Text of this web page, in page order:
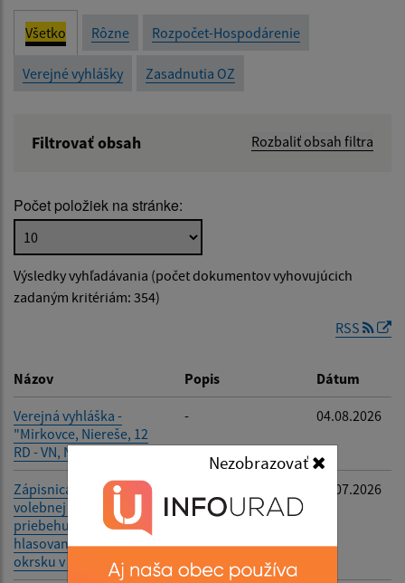
Nezobrazovať
Všetko Rôzne Rozpočet-Hospodárenie
Verejné vyhlášky Zasadnutia OZ
Filtrovať obsah Rozbaliť obsah filtra
Popis:
Dátum zverejnenia od:
Filtrovať
Počet položiek na stránke:
Výsledky vyhľadávania (počet dokumentov vyhovujúcich
zadaným kritériám: 354)
RSS
Názov Popis Dátum
Verejná vyhláška -
"Mirkovce, Niereše, 12
RD - VN, NN, TS"
- 04.08.2026
Zápisnica okrskovej
volebnej komisie o
priebehu a výsledku
hlasovania vo volebnom
okrsku v referende
06.07.2026